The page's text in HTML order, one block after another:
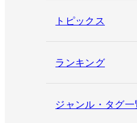
トピックス
ランキング
ジャンル・タグ一